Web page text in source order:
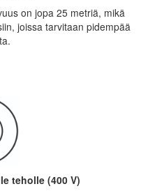
on jopa 25 metriä, mikä
joissa tarvitaan pidempää
teholle (400 V)